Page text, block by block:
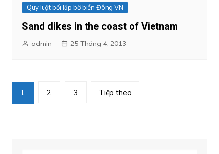
Quy luật bối lấp bờ biển Đông VN
Sand dikes in the coast of Vietnam
admin 25 Tháng 4, 2013
Phân
trang
1 2 3 Tiếp theo